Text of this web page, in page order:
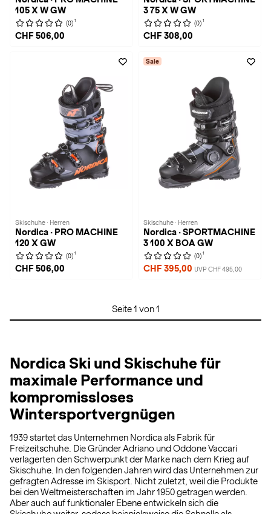
105 X W GW
(0) 1
CHF 506,00
3 75 X W GW
(0) 1
CHF 308,00
Skischuhe · Herren
Nordica · PRO MACHINE
120 X GW
(0) 1
CHF 506,00
Sale
Skischuhe · Herren
Nordica · SPORTMACHINE
3 100 X BOA GW
(0) 1
CHF 395,00 UVP CHF 495,00
Seite 1 von 1
Nordica Ski und Skischuhe für
maximale Performance und
kompromissloses
Wintersportvergnügen
1939 startet das Unternehmen Nordica als Fabrik für
Freizeitschuhe. Die Gründer Adriano und Oddone Vaccari
verlagerten den Schwerpunkt der Marke nach dem Krieg auf
Skischuhe. In den folgenden Jahren wird das Unternehmen zur
gefragten Adresse im Skisport. Nicht zuletzt, weil die Produkte
bei den Weltmeisterschaften im Jahr 1950 getragen werden.
Aber auch auf funktionaler Ebene entwickeln sich die